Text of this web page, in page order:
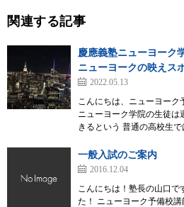
関連する記事
慶應義塾ニューヨーク
ニューヨークの映えス
2022.05.13
こんにちは、ニューヨーク
ニューヨーク学院の生徒は
きるという 普通の高校生
一般入試のご案内
2016.12.04
こんにちは！塾長の山口で
た！ ニューヨーク予備校